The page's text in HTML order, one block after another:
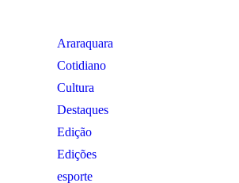
Araraquara
Cotidiano
Cultura
Destaques
Edição
Edições
esporte